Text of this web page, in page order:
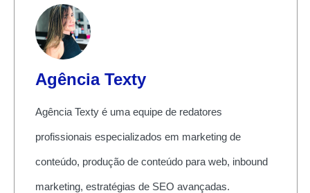
Agência Texty
Agência Texty é uma equipe de redatores
profissionais especializados em marketing de
conteúdo, produção de conteúdo para web, inbound
marketing, estratégias de SEO avançadas.